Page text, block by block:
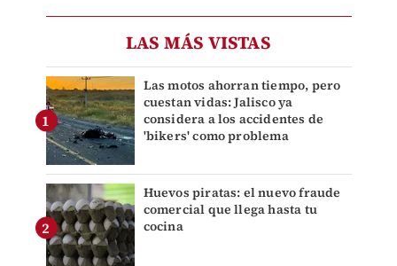
LAS MÁS VISTAS
Las motos ahorran tiempo, pero
cuestan vidas: Jalisco ya
considera a los accidentes de
'bikers' como problema
Huevos piratas: el nuevo fraude
comercial que llega hasta tu
cocina